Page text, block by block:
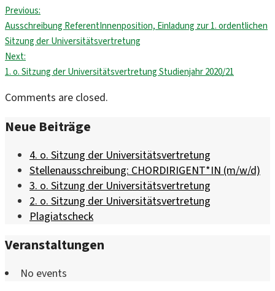
Previous:
Ausschreibung ReferentInnenposition, Einladung zur 1. ordentlichen
Sitzung der Universitätsvertretung
Next:
1. o. Sitzung der Universitätsvertretung Studienjahr 2020/21
Comments are closed.
Neue Beiträge
4. o. Sitzung der Universitätsvertretung
Stellenausschreibung: CHORDIRIGENT*IN (m/w/d)
3. o. Sitzung der Universitätsvertretung
2. o. Sitzung der Universitätsvertretung
Plagiatscheck
Veranstaltungen
No events